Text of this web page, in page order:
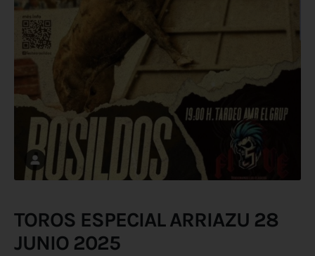
TOROS ESPECIAL ARRIAZU 28
JUNIO 2025